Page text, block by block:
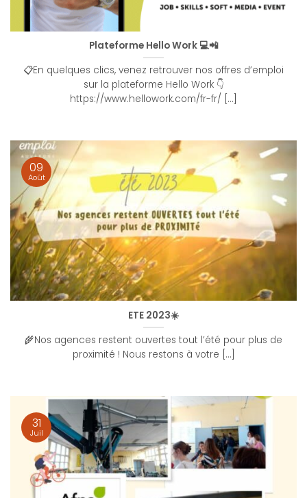
Plateforme Hello Work 💻📲
📋En quelques clics, venez retrouver nos offres d’emploi
sur la plateforme Hello Work 👇
https://www.hellowork.com/fr-fr/ [...]
ETE 2023☀️
🌾Nos agences restent ouvertes tout l’été pour plus de
proximité ! Nous restons à votre [...]
09
Août
31
Juil